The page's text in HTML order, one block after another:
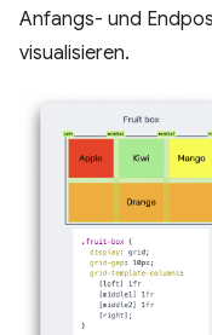
Anfangs- und
visualisieren.